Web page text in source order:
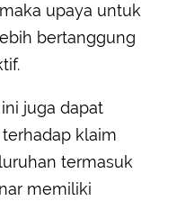
upaya untuk
bertanggung
juga dapat
klaim
termasuk
memiliki